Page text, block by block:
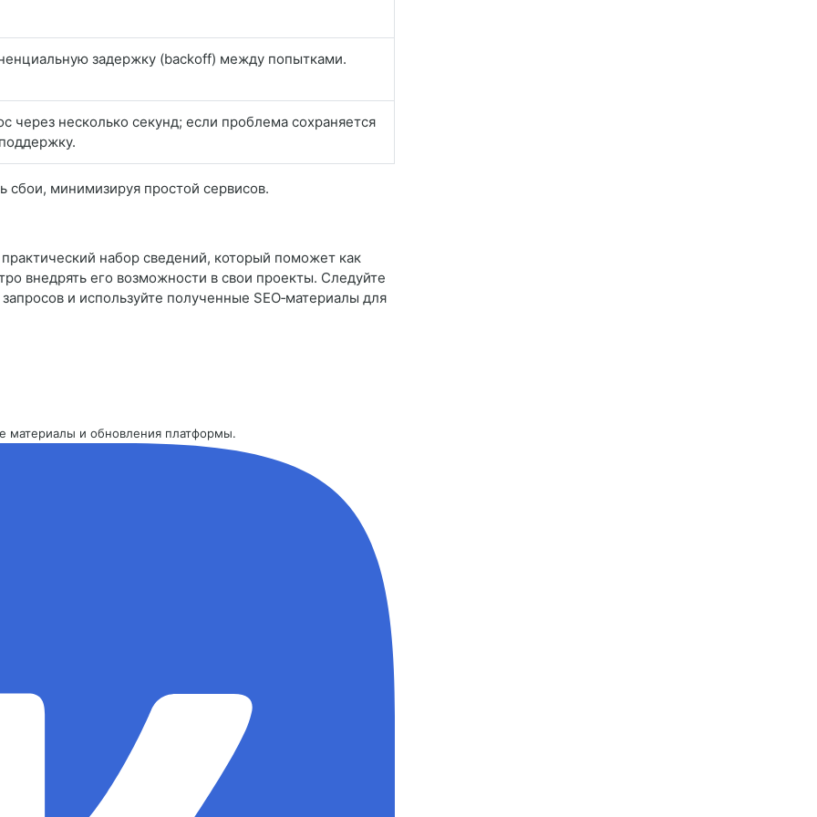
задержку (backoff) между попытками.
через несколько секунд; если проблема сохраняется
сбои, минимизируя простой сервисов.
набор сведений, который поможет как
внедрять его возможности в свои проекты. Следуйте
и используйте полученные SEO‑материалы для
материалы и обновления платформы.